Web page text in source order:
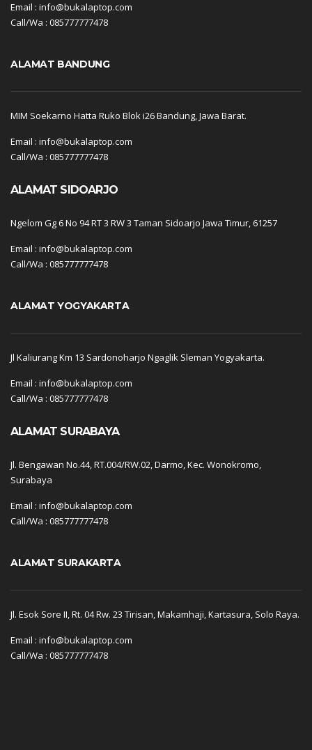
Email : info@bukalaptop.com
Call/Wa : 085777777478
ALAMAT BANDUNG
MIM Soekarno Hatta Ruko Blok i26 Bandung, Jawa Barat.
Email : info@bukalaptop.com
Call/Wa : 085777777478
ALAMAT SIDOARJO
Ngelom Gg 6 No 94 RT 3 RW 3 Taman Sidoarjo Jawa Timur, 61257
Email : info@bukalaptop.com
Call/Wa : 085777777478
ALAMAT YOGYAKARTA
Jl Kaliurang Km 13 Sardonoharjo Ngaglik Sleman Yogyakarta.
Email : info@bukalaptop.com
Call/Wa : 085777777478
ALAMAT SURABAYA
Jl. Bengawan No.44, RT.004/RW.02, Darmo, Kec. Wonokromo,
Surabaya
Email : info@bukalaptop.com
Call/Wa : 085777777478
ALAMAT SURAKARTA
Jl. Esok Sore II, Rt. 04 Rw. 23 Tirisan, Makamhaji, Kartasura, Solo Raya.
Email : info@bukalaptop.com
Call/Wa : 085777777478